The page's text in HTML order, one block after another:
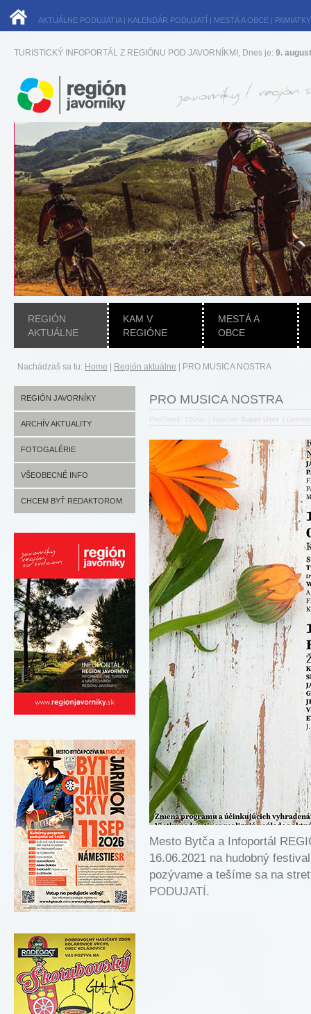
AKTUÁLNE PODUJATIA| KALENDÁR PODUJATÍ | MESTÁ A OBCE | PAMIATKY
TURISTICKÝ INFOPORTÁL Z REGIÓNU POD JAVORNÍKMI, Dnes je: 9.
REGIÓN
AKTUÁLNE
KAM V
REGIÓNE
MESTÁ A
OBCE
Nachádzaš sa tu: Home Región aktuálne PRO MUSICA NOSTRA
REGIÓN JAVORNÍKY
ARCHÍV AKTUALITY
FOTOGALÉRIE
VŠEOBECNÉ INFO
CHCEM BYŤ REDAKTOROM
PRO MUSICA NOSTRA
Prečítané: 1000x Napísal: Super User
Mesto Bytča a Infoportál
16.06.2021 na hudobný
pozývame a tešíme sa na
PODUJATÍ.